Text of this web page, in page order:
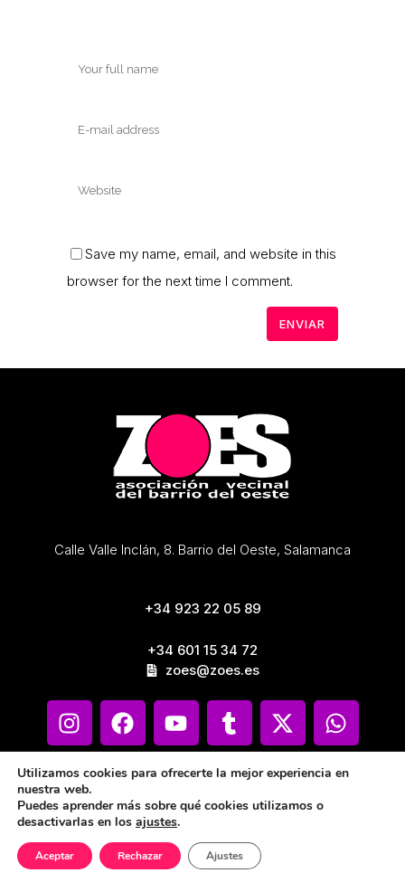
Save my name, email, and website in this
browser for the next time I comment.
Calle Valle Inclán, 8. Barrio del Oeste, Salamanca
+34 923 22 05 89
+34 601 15 34 72
zoes@zoes.es
Utilizamos cookies para ofrecerte la mejor experiencia en
nuestra web.
Puedes aprender más sobre qué cookies utilizamos o
desactivarlas en los ajustes.
Aceptar Rechazar Ajustes